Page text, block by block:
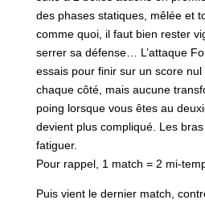
des phases statiques, mêlée et
comme quoi, il faut bien rester
serrer sa défense… L’attaque
essais pour finir sur un score
chaque côté, mais aucune
poing lorsque vous êtes au
devient plus compliqué. Les
fatiguer.
Pour rappel, 1 match = 2 mi-
Puis vient le dernier match,